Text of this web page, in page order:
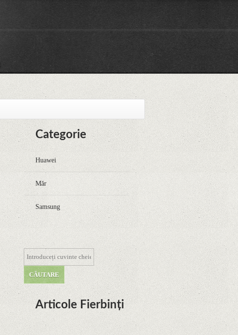
Categorie
Huawei
Măr
Samsung
Articole Fierbinți
Dota Anime venind la Netflix în